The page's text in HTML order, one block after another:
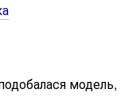
модель,